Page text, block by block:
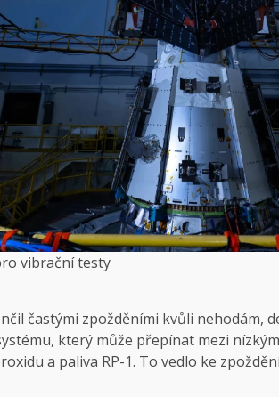
vibrační testy
častými zpožděními kvůli nehodám,
který může přepínat mezi
a paliva RP-1. To vedlo ke